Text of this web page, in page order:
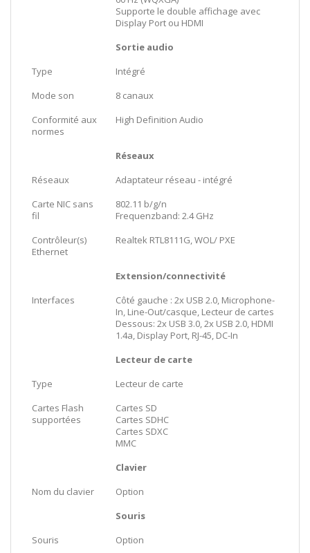
Supporte le double affichage avec
Display Port ou HDMI
Sortie audio
Type
Intégré
Mode son
8 canaux
Conformité aux
normes
High Definition Audio
Réseaux
Réseaux
Adaptateur réseau - intégré
Carte NIC sans
fil
802.11 b/g/n
Frequenzband: 2.4 GHz
Contrôleur(s)
Ethernet
Realtek RTL8111G, WOL/ PXE
Extension/connectivité
Interfaces
Côté gauche : 2x USB 2.0, Microphone-
In, Line-Out/casque, Lecteur de cartes
Dessous: 2x USB 3.0, 2x USB 2.0, HDMI
1.4a, Display Port, RJ-45, DC-In
Lecteur de carte
Type
Lecteur de carte
Cartes Flash
supportées
Cartes SD
Cartes SDHC
Cartes SDXC
MMC
Clavier
Nom du clavier
Option
Souris
Souris
Option